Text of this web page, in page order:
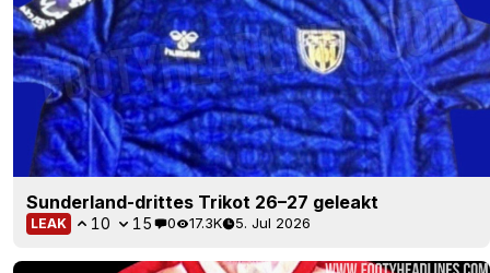
Sunderland-drittes Trikot 26–27 geleakt
LEAK 10 15 0 17.3K 5. Jul 2026